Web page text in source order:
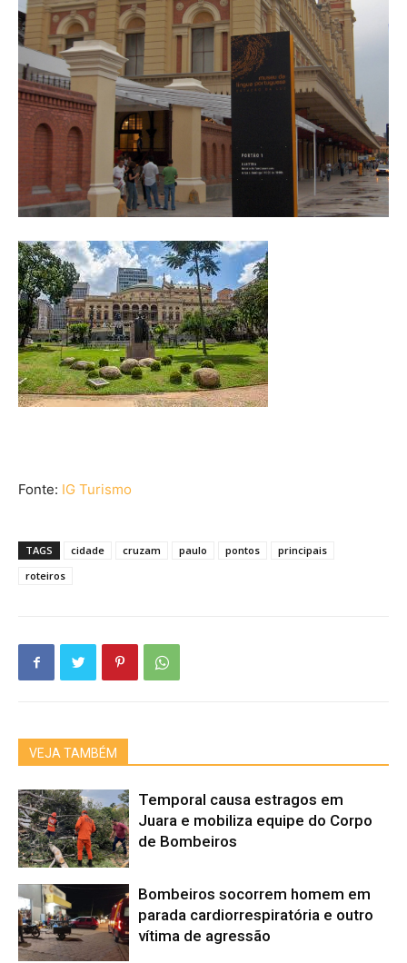
Fonte: IG Turismo
TAGS cidade cruzam paulo pontos
principais
roteiros
VEJA TAMBÉM
Temporal causa estragos em
Juara e mobiliza equipe do Corpo
de Bombeiros
Bombeiros socorrem homem em
parada cardiorrespiratória e outro
vítima de agressão